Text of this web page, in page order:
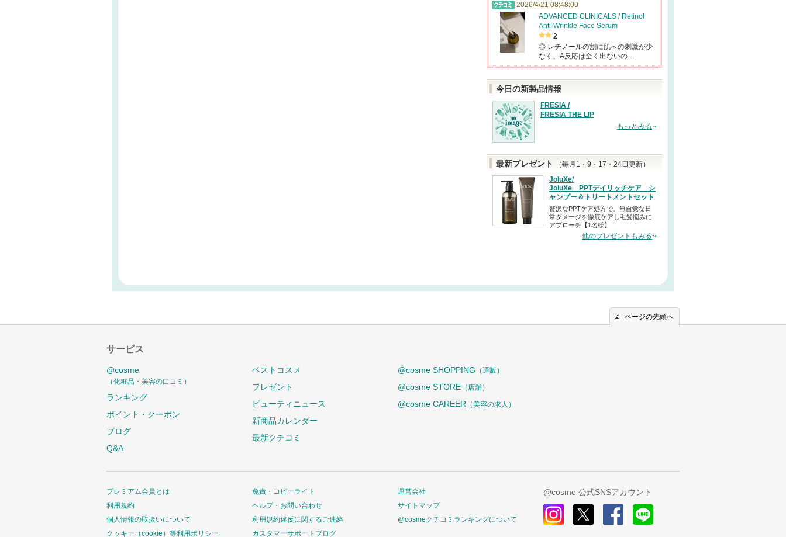
2026/4/21 08:48:00
ADVANCED CLINICALS / Retinol
Anti-Wrinkle Face Serum
2
◎ レチノールの割に肌への刺激が少
なく、A反応は全く出ないの…
今日の新製品情報
FRESIA /
FRESIA THE LIP
もっとみる
最新プレゼント
（毎月1・9・17・24日更新）
JoluXe/
JoluXe PPTデイリッチケア シ
ャンプー＆トリートメントセット
贅沢なPPTケア処方で、無自覚な日
常ダメージを徹底ケアし毛髪悩みに
アプローチ【1名様】
他のプレゼントもみる
ページの先頭へ
サービス
@cosme
（化粧品・美容の口コミ）
ランキング
ポイント・クーポン
ブログ
Q&A
ベストコスメ
プレゼント
ビューティニュース
新商品カレンダー
最新クチコミ
@cosme SHOPPING （通販）
@cosme STORE （店舗）
@cosme CAREER （美容の求人）
プレミアム会員とは
利用規約
個人情報の取扱いについて
クッキー（cookie）等利用ポリシー
免責・コピーライト
ヘルプ・お問い合わせ
利用規約違反に関するご連絡
カスタマーサポートブログ
運営会社
サイトマップ
@cosmeクチコミランキングについて
@cosme 公式SNSアカウント